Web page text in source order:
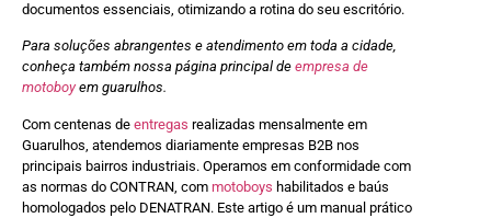
documentos essenciais, otimizando a rotina do seu escritório.
Para soluções abrangentes e atendimento em toda a cidade,
conheça também nossa página principal de empresa de
motoboyem guarulhos.
Com centenas de entregas realizadas mensalmente em
Guarulhos, atendemos diariamente empresas B2B nos
principais bairros industriais. Operamos em conformidade com
as normas do CONTRAN, com motoboys habilitados e baús
homologados pelo DENATRAN. Este artigo é um manual prático